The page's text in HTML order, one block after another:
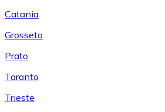
Catania
Grosseto
Prato
Taranto
Trieste